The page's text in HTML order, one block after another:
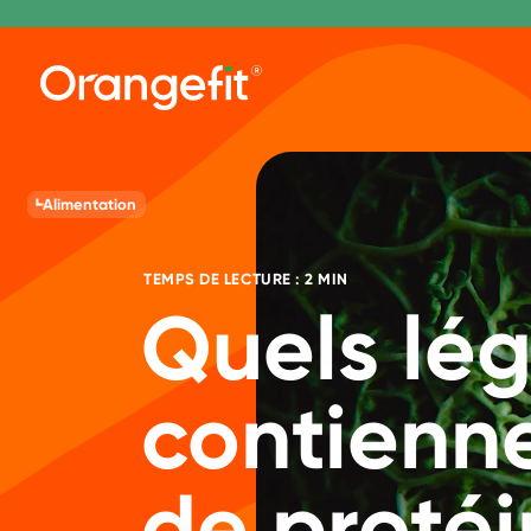
TEMPS DE LECTURE : 2 MIN
Quels
Alimentation